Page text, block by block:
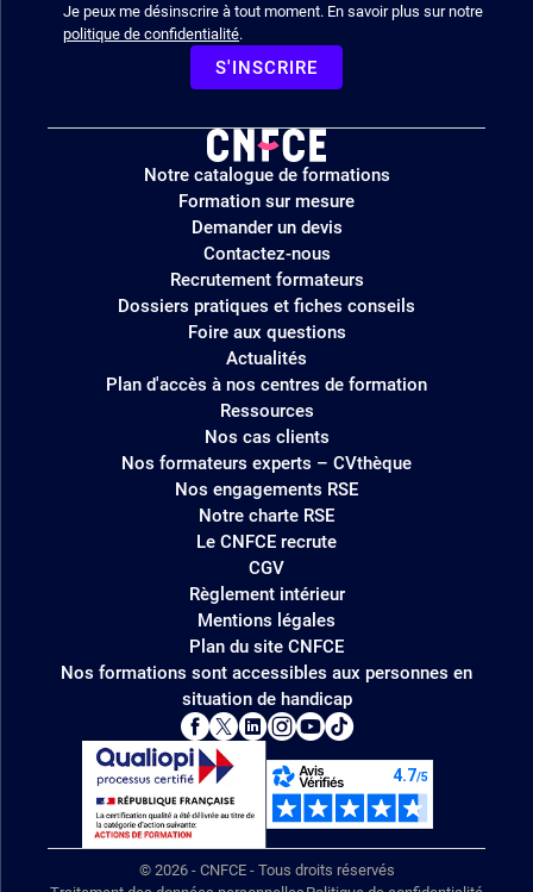
Je peux me désinscrire à tout moment. En savoir plus sur notre
politique de confidentialité.
S'INSCRIRE
Logo
site
Notre catalogue de formations
Formation sur mesure
Demander un devis
Contactez-nous
Recrutement formateurs
Dossiers pratiques et fiches conseils
Foire aux questions
Actualités
Plan d'accès à nos centres de formation
Ressources
Nos cas clients
Nos formateurs experts – CVthèque
Nos engagements RSE
Notre charte RSE
Le CNFCE recrute
CGV
Règlement intérieur
Mentions légales
Plan du site CNFCE
Nos formations sont accessibles aux personnes en
situation de handicap
© 2026 - CNFCE - Tous droits réservés